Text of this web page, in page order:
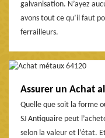
galvanisation. N’ayez
avons tout ce qu’il faut
ferrailleurs.
Assurer un Achat
Quelle que soit la forme
SJ Antiquaire peut
selon la valeur et l’état.